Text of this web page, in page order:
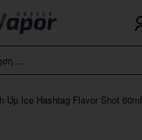
Up Ice Hashtag Flavor Shot 60ml